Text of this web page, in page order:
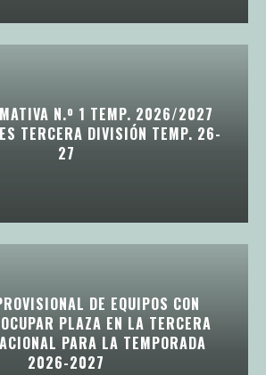
N.º 1 TEMP. 2026/2027
TERCERA DIVISIÓN TEMP. 26-
27
DE EQUIPOS CON
PLAZA EN LA TERCERA
PARA LA TEMPORADA
2026-2027